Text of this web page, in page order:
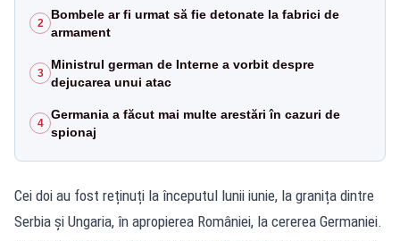
2
Bombele ar fi urmat să fie detonate la fabrici de
armament
3
Ministrul german de Interne a vorbit despre
dejucarea unui atac
4
Germania a făcut mai multe arestări în cazuri de
spionaj
Cei doi au fost reținuți la începutul lunii iunie, la granița dintre
Serbia și Ungaria, în apropierea României, la cererea Germaniei.